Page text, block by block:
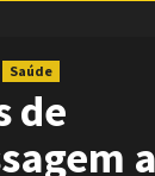
Saúde
de